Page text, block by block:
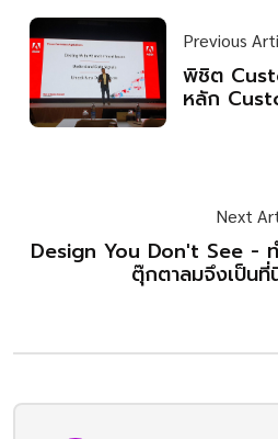
Previous
พิชิต
หลัก
Next
Design You Don't See - ท
ตุ๊กตาลมจึงเป็น